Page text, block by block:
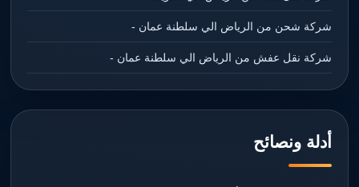
شركة شحن من الرياض الي سلطنة عمان -
شركة نقل عفش من الرياض الي سلطنة عمان -
أدلة ونصائح